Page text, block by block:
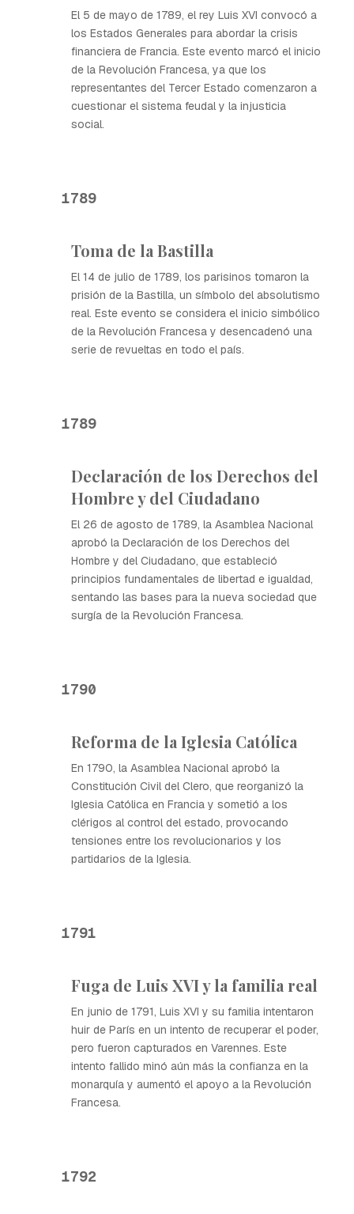
El 5 de mayo de 1789, el rey Luis XVI convocó a
los Estados Generales para abordar la crisis
financiera de Francia. Este evento marcó el inicio
de la Revolución Francesa, ya que los
representantes del Tercer Estado comenzaron a
cuestionar el sistema feudal y la injusticia
social.
1789
Toma de la Bastilla
El 14 de julio de 1789, los parisinos tomaron la
prisión de la Bastilla, un símbolo del absolutismo
real. Este evento se considera el inicio simbólico
de la Revolución Francesa y desencadenó una
serie de revueltas en todo el país.
1789
Declaración de los Derechos del
Hombre y del Ciudadano
El 26 de agosto de 1789, la Asamblea Nacional
aprobó la Declaración de los Derechos del
Hombre y del Ciudadano, que estableció
principios fundamentales de libertad e igualdad,
sentando las bases para la nueva sociedad que
surgía de la Revolución Francesa.
1790
Reforma de la Iglesia Católica
En 1790, la Asamblea Nacional aprobó la
Constitución Civil del Clero, que reorganizó la
Iglesia Católica en Francia y sometió a los
clérigos al control del estado, provocando
tensiones entre los revolucionarios y los
partidarios de la Iglesia.
1791
Fuga de Luis XVI y la familia real
En junio de 1791, Luis XVI y su familia intentaron
huir de París en un intento de recuperar el poder,
pero fueron capturados en Varennes. Este
intento fallido minó aún más la confianza en la
monarquía y aumentó el apoyo a la Revolución
Francesa.
1792